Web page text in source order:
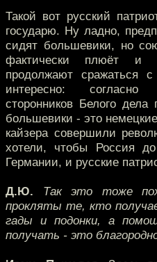
Такой вот русский
государю. Ну ладно,
сидят большевики, но
фактически плюёт и
продолжают сражаться
интересно:
сторонников Белого дела
большевики - это
кайзера совершили
хотели, чтобы Россия
Германии, и русские
Д.Ю. Так это тоже
прокляты те, кто
гады и подонки, а
получать - это